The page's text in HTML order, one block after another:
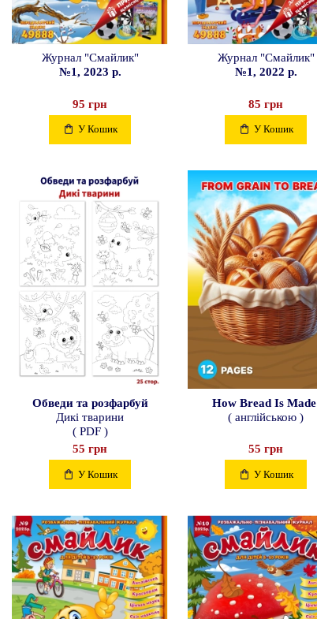
Журнал "Смайлик"
№1, 2023 р.
95 грн
У Кошик
Журнал "Смайлик"
№1, 2022 р.
85 грн
У Кошик
Обведи та розфарбуй
Дикі тварини
( PDF )
55 грн
У Кошик
How Bread Is Made
( англійською )
55 грн
У Кошик